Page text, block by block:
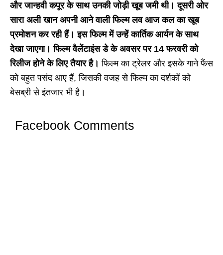
और जान्हवी कपूर के साथ उनकी जोड़ी खूब जमी थी। दूसरी ओर
सारा अली खान अपनी आने वाली फिल्म लव आज कल का खूब
प्रमोशन कर रही हैं। इस फिल्म में उन्हें कार्तिक आर्यन के साथ
देखा जाएगा। फिल्म वैलेंटाइंस डे के अवसर पर 14 फरवरी को
रिलीज होने के लिए तैयार है।फिल्म का ट्रेलर और इसके गाने फैंस
को बहुत पसंद आए हैं, जिसकी वजह से फिल्म का दर्शकों को
बेसब्री से इंतजार भी है।
Facebook Comments